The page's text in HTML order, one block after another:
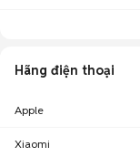
Hãng điện thoại
Apple
Xiaomi